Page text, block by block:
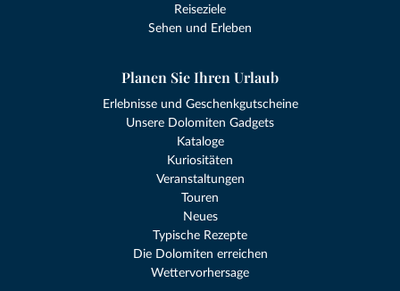
Reiseziele
Sehen und Erleben
Planen Sie Ihren Urlaub
Erlebnisse und Geschenkgutscheine
Unsere Dolomiten Gadgets
Kataloge
Kuriositäten
Veranstaltungen
Touren
Neues
Typische Rezepte
Die Dolomiten erreichen
Wettervorhersage